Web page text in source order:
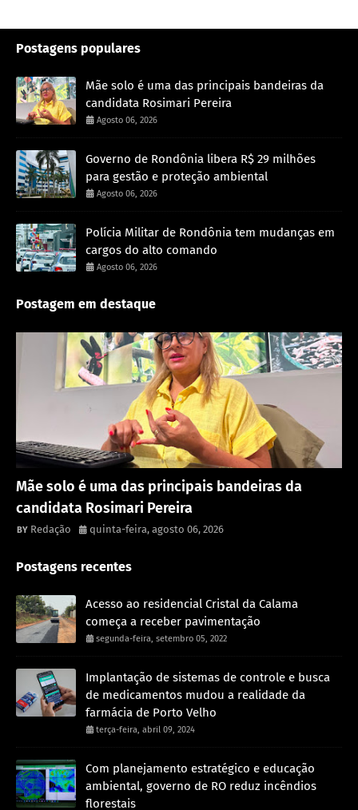
Postagens populares
Mãe solo é uma das principais bandeiras da
candidata Rosimari Pereira
Agosto 06, 2026
Governo de Rondônia libera R$ 29 milhões
para gestão e proteção ambiental
Agosto 06, 2026
Polícia Militar de Rondônia tem mudanças em
cargos do alto comando
Agosto 06, 2026
Postagem em destaque
Mãe solo é uma das principais bandeiras da
candidata Rosimari Pereira
Redação quinta-feira, agosto 06, 2026
Postagens recentes
Acesso ao residencial Cristal da Calama
começa a receber pavimentação
segunda-feira, setembro 05, 2022
Implantação de sistemas de controle e busca
de medicamentos mudou a realidade da
farmácia de Porto Velho
terça-feira, abril 09, 2024
Com planejamento estratégico e educação
ambiental, governo de RO reduz incêndios
florestais